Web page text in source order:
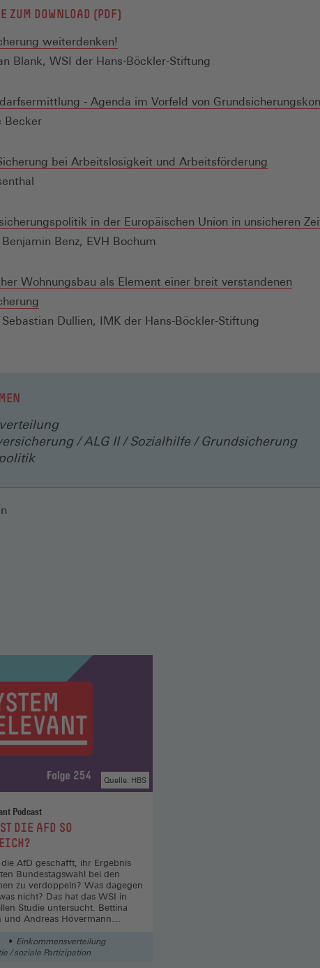
ZUM DOWNLOAD (PDF)
weiterdenken!
in
neuen
Blank, WSI der Hans-Böckler-Stiftung
- Agenda im Vorfeld von
Becker
bei Arbeitslosigkeit und Arbeitsförderung
neuen
in der Europäischen Union in unsicheren
Benz, EVH Bochum
Wohnungsbau als Element einer breit verstandenen
in
Sebastian Dullien, IMK der Hans-Böckler-Stiftung
/ ALG II / Sozialhilfe / Grundsicherung
Podcast
DIE AFD SO
Quelle: HBS
AfD geschafft, ihr Ergebnis
Bundestagswahl bei den
zu verdoppeln? Was dagegen
nicht? Das hat das WSI in
Studie untersucht. Bettina
und Andreas Hövermann
Einkommensverteilung
/ soziale Partizipation